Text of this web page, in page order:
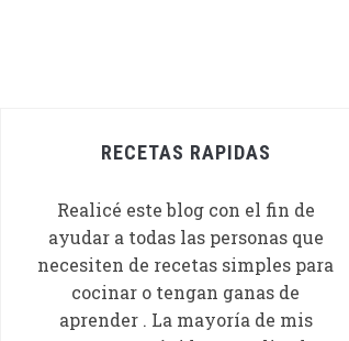
RECETAS RAPIDAS
Realicé este blog con el fin de
ayudar a todas las personas que
necesiten de recetas simples para
cocinar o tengan ganas de
aprender . La mayoría de mis